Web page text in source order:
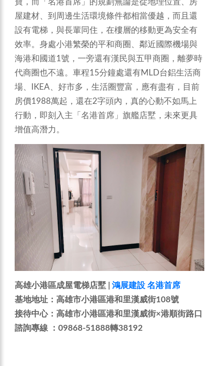
寶，而「名港首席」的規劃無論是從地理位置、房
屋建材、到周邊生活環境條件都相當優越，而且還
設有電梯，與長輩同住，在樓層的移動更為安全有
效率。身處小港繁榮的平和商圈、鄰近國際機場與
海港和國道1號，一旁還有漢民與五甲商圈，離夢時
代商圈也不遠。車程15分鐘處還有MLD台鋁生活商
場、IKEA、好市多，生活圈豐富，應有盡有，目前
房價1988萬起，還在2字頭內，真的心動不如馬上
行動，即刻入主「名港首席」旗艦店墅，未來更具
增值高潛力。
高雄小港區成屋電梯店墅 | 鴻展建設 名港首席
基地地址：高雄市小港區港和里漢威街108號
接待中心：高雄市小港區港和里漢威街×港順街路口
諮詢專線 ：09868-51888轉38192